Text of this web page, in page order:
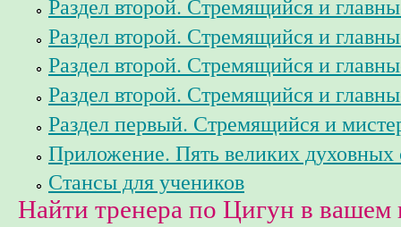
Раздел второй. Стремящийся и
Раздел второй. Стремящийся и
Раздел второй. Стремящийся и
Раздел первый. Стремящийся и
Приложение. Пять великих духовных
Стансы для учеников
Найти тренера по Цигун в вашем